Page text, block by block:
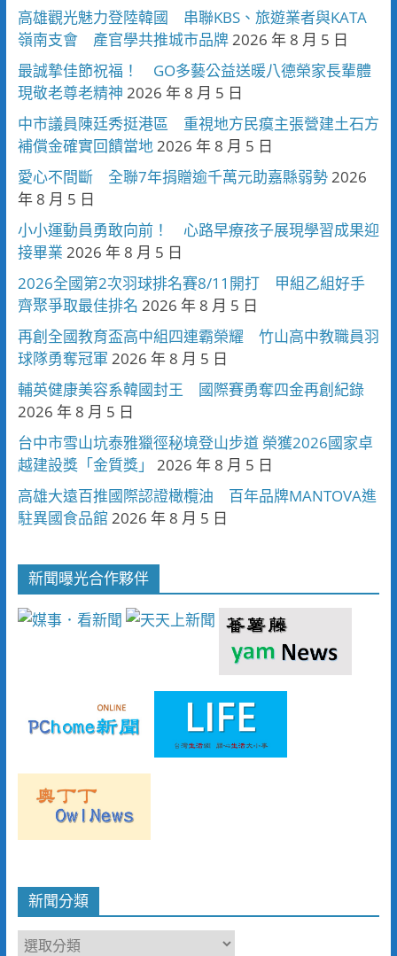
高雄觀光魅力登陸韓國 串聯KBS、旅遊業者與KATA
嶺南支會 產官學共推城市品牌2026 年 8 月 5 日
最誠摯佳節祝福！ GO多藝公益送暖八德榮家長輩體
現敬老尊老精神 2026 年 8 月 5 日
中市議員陳廷秀挺港區 重視地方民瘼主張營建土石方
補償金確實回饋當地2026 年 8 月 5 日
愛心不間斷 全聯7年捐贈逾千萬元助嘉縣弱勢2026
年 8 月 5 日
小小運動員勇敢向前！ 心路早療孩子展現學習成果迎
接畢業 2026 年 8 月 5 日
2026全國第2次羽球排名賽8/11開打 甲組乙組好手
齊聚爭取最佳排名 2026 年 8 月 5 日
再創全國教育盃高中組四連霸榮耀 竹山高中教職員羽
球隊勇奪冠軍 2026 年 8 月 5 日
輔英健康美容系韓國封王 國際賽勇奪四金再創紀錄
2026 年 8 月 5 日
台中市雪山坑泰雅獵徑秘境登山步道 榮獲2026國家卓
越建設獎「金質獎」
2026 年 8 月 5 日
高雄大遠百推國際認證橄欖油 百年品牌MANTOVA進
駐異國食品館 2026 年 8 月 5 日
新聞曝光合作夥伴
新聞分類
新